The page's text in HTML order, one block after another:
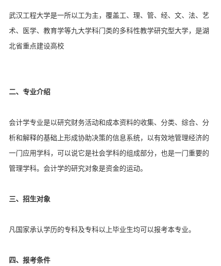
武汉工程大学是一所以工为主，覆盖工、理、管、经、文、法、艺
术、医学、教育学等九大学科门类的多科性教学研究型大学，是湖
北省重点建设高校
二、专业介绍
会计学专业是以研究财务活动和成本资料的收集、分类、综合、分
析和解释的基础上形成协助决策的信息系统，以有效地管理经济的
一门应用学科，可以说它是社会学科的组成部分，也是一门重要的
管理学科。会计学的研究对象是资金的运动。
三、招生对象
凡国家承认学历的专科及专科以上毕业生均可以报考本专业。
四、报考条件